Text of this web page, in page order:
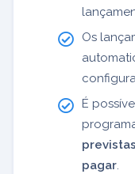
Os
É
previstas
pagar.